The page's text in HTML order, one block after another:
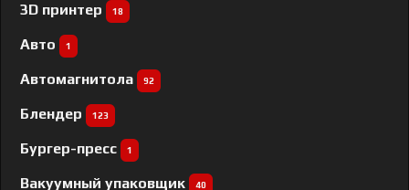
3D принтер 18
Авто 1
Автомагнитола 92
Блендер 123
Бургер-пресс 1
Вакуумный упаковщик 40